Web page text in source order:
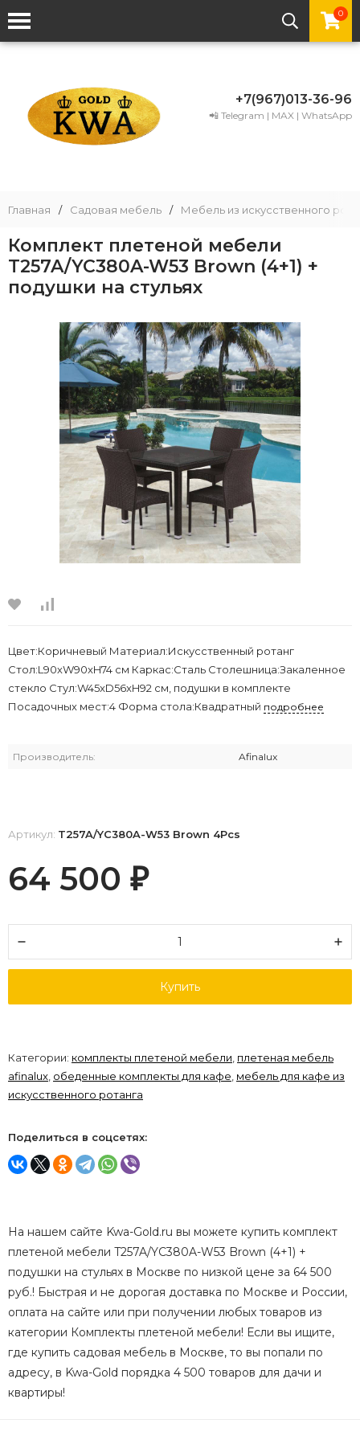
0
+7(967)013-36-96
📲 Telegram | MAX | WhatsApp
Главная / Садовая мебель / Мебель из искусственного
Комплект плетеной мебели
T257A/YC380A-W53 Brown (4+1) +
подушки на стульях
Цвет:Коричневый Материал:Искусственный ротанг
Стол:L90хW90xH74 см Каркас:Сталь Столешница:Закаленное
стекло Стул:W45xD56xH92 см, подушки в комплекте
Посадочных мест:4 Форма стола:Квадратный подробнее
Производитель: Afinalux
Артикул: T257A/YC380A-W53 Brown 4Pcs
64 500 ₽
Купить
Категории: комплекты плетеной мебели плетеная мебель
afinalux обеденные комплекты для кафе мебель для кафе из
искусственного ротанга
Поделиться в соцсетях:
На нашем сайте Kwa-Gold.ru вы можете купить комплект
плетеной мебели T257A/YC380A-W53 Brown (4+1) +
подушки на стульях в Москве по низкой цене за 64 500
руб.! Быстрая и не дорогая доставка по Москве и России,
оплата на сайте или при получении любых товаров из
категории Комплекты плетеной мебели! Если вы ищите,
где купить садовая мебель в Москве, то вы попали по
адресу, в Kwa-Gold порядка 4 500 товаров для дачи и
квартиры!